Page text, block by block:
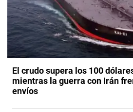
El crudo supera los 100
mientras la guerra con Irán
envíos